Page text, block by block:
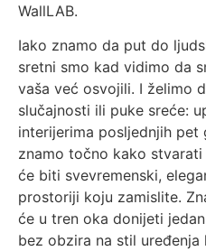
WallLAB.
Iako znamo da put do
sretni smo kad vidimo da
vaša već osvojili. I želimo
slučajnosti ili puke sreće:
interijerima posljednjih pet
znamo točno kako
će biti svevremenski,
prostoriji koju zamislite.
će u tren oka donijeti
bez obzira na stil